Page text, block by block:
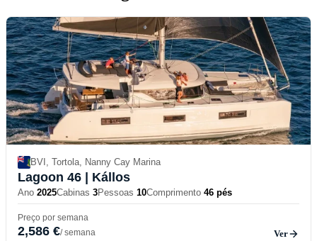
BVI, Tortola, Nanny Cay Marina
Lagoon 46 | Kállos
Ano 2025Cabinas 3Pessoas 10Comprimento 46 pés
Preço por semana
2,586 €/ semana Ver